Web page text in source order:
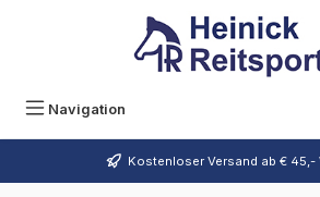
Zum Hauptinhalt springen
Navigation
Kostenloser Versand ab € 45,-